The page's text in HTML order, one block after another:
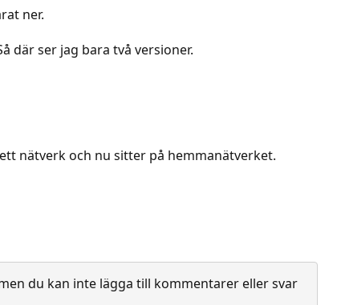
ner.
där ser jag bara två versioner.
nätverk och nu sitter på hemmanätverket.
du kan inte lägga till kommentarer eller svar